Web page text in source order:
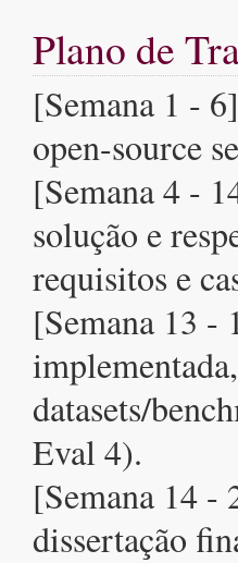
Plano de
[Semana 1 -
open-source
[Semana 4 -
solução e
requisitos e
[Semana 13 -
datasets/
Eval 4).
[Semana 14 -
dissertação